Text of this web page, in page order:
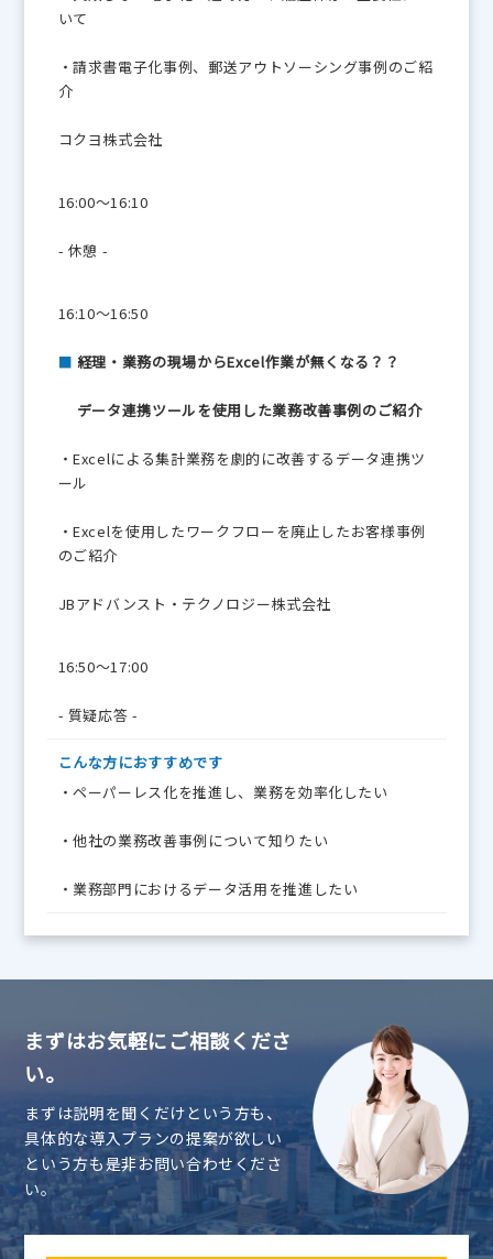
いて
・請求書電子化事例、郵送アウトソーシング事例のご紹
介
コクヨ株式会社
16:00～16:10
- 休憩 -
16:10～16:50
■ 経理・業務の現場からExcel作業が無くなる？？
データ連携ツールを使用した業務改善事例のご紹介
・Excelによる集計業務を劇的に改善するデータ連携ツ
ール
・Excelを使用したワークフローを廃止したお客様事例
のご紹介
JBアドバンスト・テクノロジー株式会社
16:50～17:00
- 質疑応答 -
こんな方におすすめです
・ペーパーレス化を推進し、業務を効率化したい
・他社の業務改善事例について知りたい
・業務部門におけるデータ活用を推進したい
まずはお気軽にご相談くださ
い。
まずは説明を聞くだけという方も、
具体的な導入プランの提案が欲しい
という方も是非お問い合わせくださ
い。